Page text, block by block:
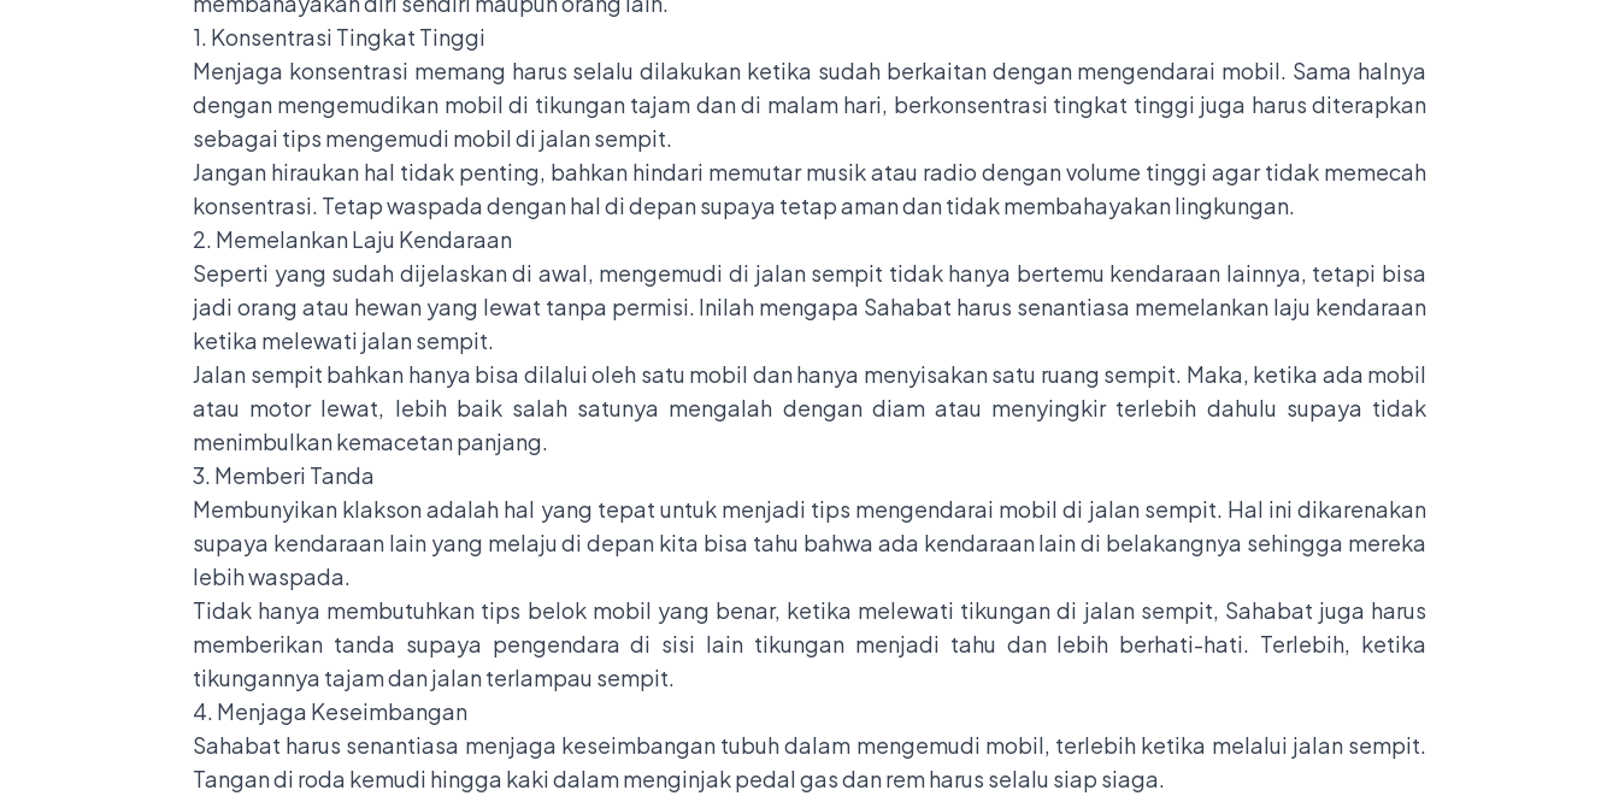
1. Konsentrasi Tingkat Tinggi
Menjaga konsentrasi memang harus selalu dilakukan ketika sudah berkaitan dengan mengendarai mobil. Sama halnya
dengan mengemudikan mobil di tikungan tajam dan di malam hari, berkonsentrasi tingkat tinggi juga harus diterapkan
sebagai tips mengemudi mobil di jalan sempit.
Jangan hiraukan hal tidak penting, bahkan hindari memutar musik atau radio dengan volume tinggi agar tidak memecah
konsentrasi. Tetap waspada dengan hal di depan supaya tetap aman dan tidak membahayakan lingkungan.
2. Memelankan Laju Kendaraan
Seperti yang sudah dijelaskan di awal, mengemudi di jalan sempit tidak hanya bertemu kendaraan lainnya, tetapi bisa
jadi orang atau hewan yang lewat tanpa permisi. Inilah mengapa Sahabat harus senantiasa memelankan laju kendaraan
ketika melewati jalan sempit.
Jalan sempit bahkan hanya bisa dilalui oleh satu mobil dan hanya menyisakan satu ruang sempit. Maka, ketika ada mobil
atau motor lewat, lebih baik salah satunya mengalah dengan diam atau menyingkir terlebih dahulu supaya tidak
menimbulkan kemacetan panjang.
3. Memberi Tanda
Membunyikan klakson adalah hal yang tepat untuk menjadi tips mengendarai mobil di jalan sempit. Hal ini dikarenakan
supaya kendaraan lain yang melaju di depan kita bisa tahu bahwa ada kendaraan lain di belakangnya sehingga mereka
lebih waspada.
Tidak hanya membutuhkan tips belok mobil yang benar, ketika melewati tikungan di jalan sempit, Sahabat juga harus
memberikan tanda supaya pengendara di sisi lain tikungan menjadi tahu dan lebih berhati-hati. Terlebih, ketika
tikungannya tajam dan jalan terlampau sempit.
4. Menjaga Keseimbangan
Sahabat harus senantiasa menjaga keseimbangan tubuh dalam mengemudi mobil, terlebih ketika melalui jalan sempit.
Tangan di roda kemudi hingga kaki dalam menginjak pedal gas dan rem harus selalu siap siaga.